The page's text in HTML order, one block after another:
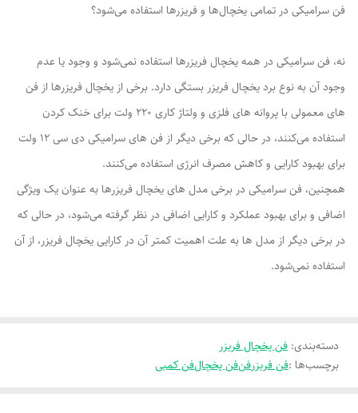
فن سرامیکی در تمامی یخچال‌ها و فریزرها استفاده می‌شود؟
نه، فن سرامیکی در همه یخچال فریزرها استفاده نمی‌شود و وجود یا عدم
وجود آن به نوع برد یخچال فریزر بستگی دارد. برخی از یخچال فریزرها از فن
های معمولی با پروانه های فلزی و ولتاژ کاری 220 ولت برای خنک کردن
استفاده می‌کنند، در حالی که برخی دیگر از فن های سرامیکی دی سی 12 ولت
برای بهبود کارایی و کاهش مصرف انرژی استفاده می‌کنند.
همچنین، فن سرامیکی در برخی مدل های یخچال فریزرها به عنوان یک ویژگی
اضافی و برای بهبود عملکرد و کارایی اضافی در نظر گرفته می‌شود، در حالی که
در برخی دیگر از مدل ها به علت اهمیت کمتر آن در کارایی یخچال فریزر، از آن
استفاده نمی‌شود.
دسته‌بندی: فن یخچال فریزر
برچسب‌ها :فن فریزرفنفن یخچالفن کمبی